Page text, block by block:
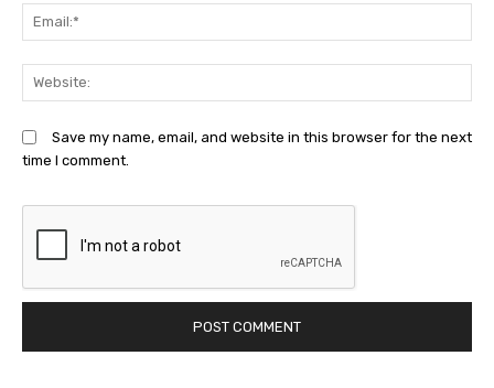
Save my name, email, and website in this browser for the next
time I comment.